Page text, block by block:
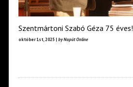
Szentmártoni Szabó Géza 75 éves!
október 1st, 2025 | by Napút Online